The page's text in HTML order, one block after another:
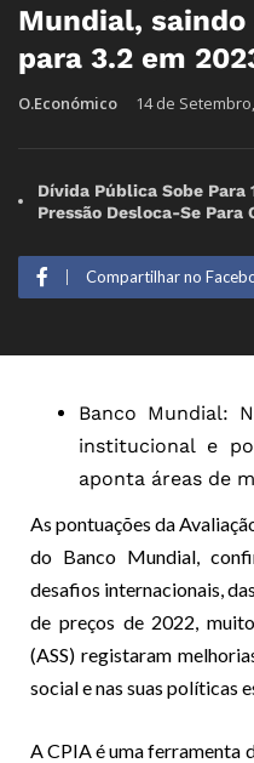
Mundial, saindo
para 3.2 em
O.Económico 14 de
Dívida Pública Sobe Para
Pressão Desloca-Se Para
Compartilhar no
Banco Mundial:
institucional e
aponta áreas de
As pontuações da
do Banco Mundial,
desafios internacionais,
de preços de 2022,
(ASS) registaram
social e nas suas políticas
A CPIA é uma ferramenta